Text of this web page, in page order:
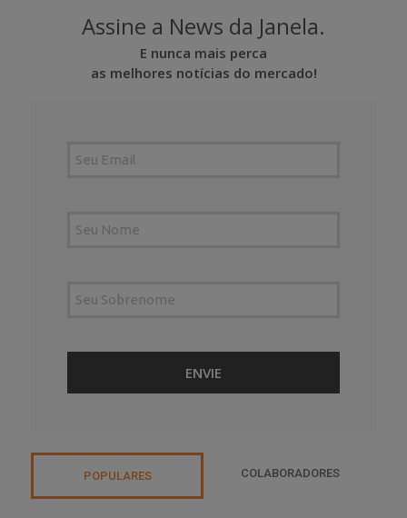
Assine a News da Janela.
E nunca mais perca
as melhores notícias do mercado!
POPULARES COLABORADORES